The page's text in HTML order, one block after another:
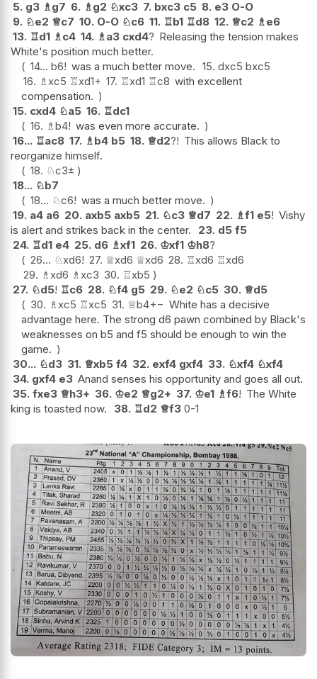
5. g3 ♗ g7 6. ♗ g2 ♘xc3 7. bxc3 c5 8. e3 O-O
9. ♘e2 ♕c7 10. O-O ♘c6 11. ♖b1 ♖d8 12. ♕c2 ♗ e6
13. ♖d1 ♗ c4 14. ♗ a3 cxd4? Releasing the tension makes
White's position much better.
14... b6! was a much better move. 15. dxc5 bxc5
16. ♗ xc5 ♖xd1+ 17. ♖xd1 ♖c8 with excellent
compensation.
15. cxd4 ♘a5 16. ♖dc1
16. ♗b4! was even more accurate.
16... ♖ac8 17. ♗ b4 b5 18. ♕d2?! This allows Black to
reorganize himself.
18. ♘c3±
18... ♘b7
18... ♘c6! was a much better move.
19. a4 a6 20. axb5 axb5 21. ♘c3 ♕d7 22. ♗f1 e5! Vishy
is alert and strikes back in the center.
23. d5 f5
24. ♖d1 e4 25. d6 ♗xf1 26. ♔xf1 ♔h8?
26... ♘xd6! 27. ♕xd6 ♕xd6 28. ♖xd6 ♖xd6
29. ♗ xd6 ♗ xc3 30. ♖xb5
27. ♘d5! ♖c6 28. ♘f4 g5 29. ♘e2 ♘c5 30. ♕d5
30. ♗ xc5 ♖xc5 31. ♕b4+− White has a decisive
advantage here. The strong d6 pawn combined by Black's
weaknesses on b5 and f5 should be enough to win the
game.
30... ♘d3 31. ♕xb5 f4 32. exf4 gxf4 33. ♘xf4 ♘xf4
34. gxf4 e3 Anand senses his opportunity and goes all out.
35. fxe3 ♕h3+ 36. ♔e2 ♕g2+ 37. ♔e1 ♗f6! The White
king is toasted now.
38. ♖d2 ♕f3 0-1